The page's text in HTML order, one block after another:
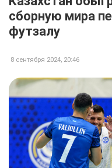
сборную мира
футзалу
8 сентября 2024, 20:46